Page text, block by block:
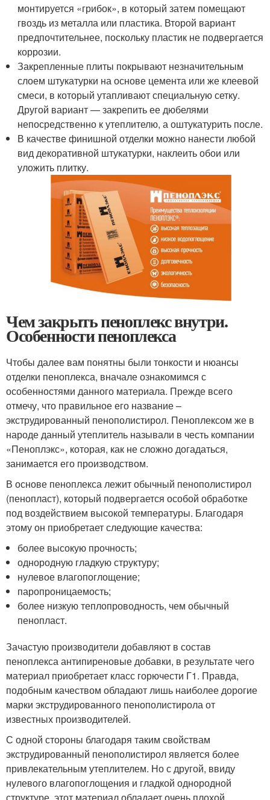
монтируется «грибок», в который затем помещают
гвоздь из металла или пластика. Второй вариант
предпочтительнее, поскольку пластик не подвергается
коррозии.
Закрепленные плиты покрывают незначительным
слоем штукатурки на основе цемента или же клеевой
смеси, в который утапливают специальную сетку.
Другой вариант — закрепить ее дюбелями
непосредственно к утеплителю, а оштукатурить после.
В качестве финишной отделки можно нанести любой
вид декоративной штукатурки, наклеить обои или
уложить плитку.
Чем закрыть пеноплекс внутри.
Особенности пеноплекса
Чтобы далее вам понятны были тонкости и нюансы
отделки пеноплекса, вначале ознакомимся с
особенностями данного материала. Прежде всего
отмечу, что правильное его название –
экструдированный пенополистирол. Пеноплексом же в
народе данный утеплитель называли в честь компании
«Пеноплэкс», которая, как не сложно догадаться,
занимается его производством.
В основе пеноплекса лежит обычный пенополистирол
(пенопласт), который подвергается особой обработке
под воздействием высокой температуры. Благодаря
этому он приобретает следующие качества:
более высокую прочность;
однородную гладкую структуру;
нулевое влагопоглощение;
паропроницаемость;
более низкую теплопроводность, чем обычный
пенопласт.
Зачастую производители добавляют в состав
пеноплекса антипиреновые добавки, в результате чего
материал приобретает класс горючести Г1. Правда,
подобным качеством обладают лишь наиболее дорогие
марки экструдированного пенополистирола от
известных производителей.
С одной стороны благодаря таким свойствам
экструдированный пенополистирол является более
привлекательным утеплителем. Но с другой, ввиду
нулевого влагопоглощения и гладкой однородной
структуре, этот материал обладает очень плохой